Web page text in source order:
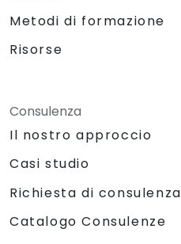
Metodi di formazione
Risorse
Consulenza
Il nostro approccio
Casi studio
Richiesta di consulenza
Catalogo Consulenze